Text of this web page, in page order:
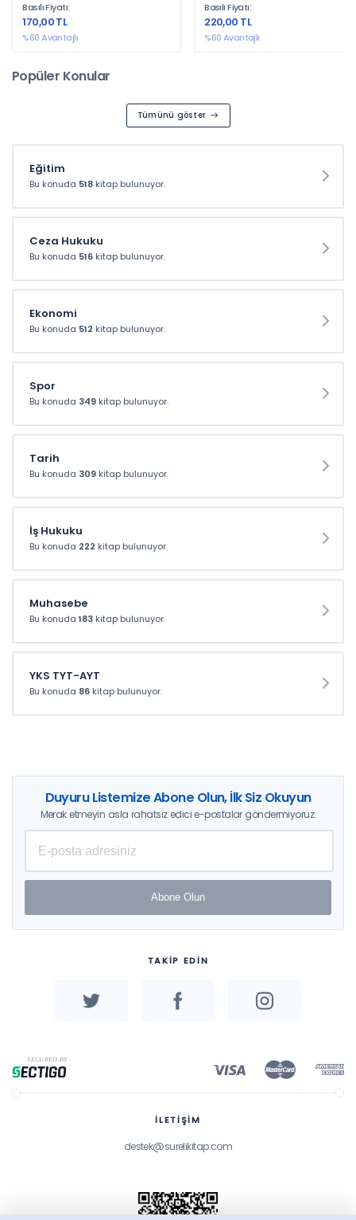
alışverişlerinizde
kullanabileceğiniz 10 TL
Hediye Çeki fırsatı!
Basılı Fiyatı:
170,00 TL
%60 Avantajlı
Basılı Fiyatı:
220,00 TL
%60 Avantajlı
Popüler Konular
Tümünü göster
Eğitim
Bu konuda 518kitap bulunuyor.
Ceza Hukuku
Bu konuda 516kitap bulunuyor.
Ekonomi
Bu konuda 512 kitap bulunuyor.
Spor
Bu konuda 349kitap bulunuyor.
Tarih
Bu konuda 309kitap bulunuyor.
İş Hukuku
Bu konuda 222 kitap bulunuyor.
Muhasebe
Bu konuda 183kitap bulunuyor.
YKS TYT-AYT
Bu konuda 86kitap bulunuyor.
Duyuru Listemize Abone Olun, İlk Siz Okuyun
Merak etmeyin asla rahatsız edici e-postalar göndermiyoruz.
Abone Olun
TAKİP EDİN
İLETİŞİM
destek@surelikitap.com